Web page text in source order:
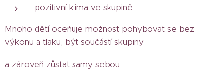
pozitivní klima ve skupině.
Mnoho dětí oceňuje možnost pohybovat se bez
výkonu a tlaku, být součástí skupiny
a zároveň zůstat samy sebou.